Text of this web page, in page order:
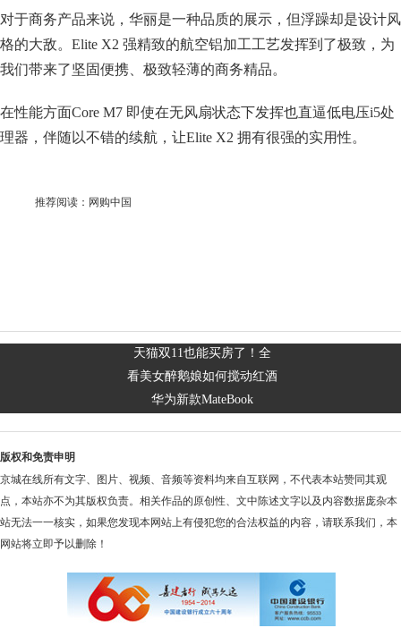
对于商务产品来说，华丽是一种品质的展示，但浮躁却是设计风
格的大敌。Elite X2 强精致的航空铝加工工艺发挥到了极致，为
我们带来了坚固便携、极致轻薄的商务精品。
在性能方面Core M7 即使在无风扇状态下发挥也直逼低电压i5处
理器，伴随以不错的续航，让Elite X2 拥有很强的实用性。
推荐阅读： 网购中国
天猫双11也能买房了！全
看美女醉鹅娘如何搅动红酒
华为新款MateBook
版权和免责申明
京城在线所有文字、图片、视频、音频等资料均来自互联网，不代表本站赞同其观
点，本站亦不为其版权负责。相关作品的原创性、文中陈述文字以及内容数据庞杂本
站无法一一核实，如果您发现本网站上有侵犯您的合法权益的内容，请联系我们，本
网站将立即予以删除！